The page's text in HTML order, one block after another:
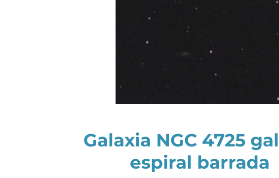
Galaxia NGC 4725
espiral barrada